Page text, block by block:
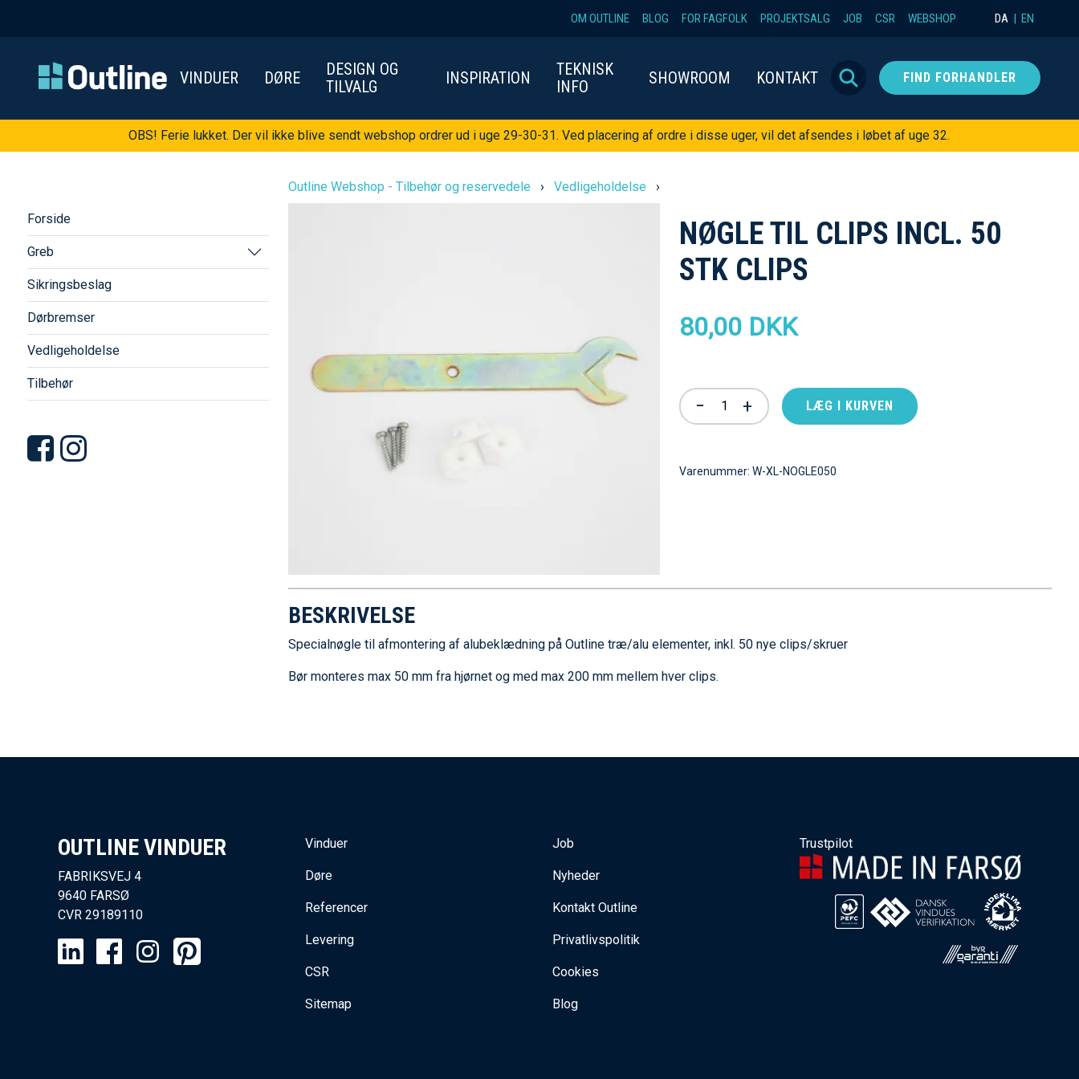
VINDUER DØRE
DESIGN OG
TILVALG
INSPIRATION
TEKNISK
INFO
SHOWROOM KONTAKT FIND FORHANDLER
OM OUTLINE BLOG FOR FAGFOLK PROJEKTSALG JOB CSR WEBSHOP DA EN
OBS! Ferie lukket. Der vil ikke blive sendt webshop ordrer ud i uge 29-30-31. Ved placering af ordre i disse uger, vil det afsendes i løbet af uge 32.
Forside
Greb
Sikringsbeslag
Dørbremser
Vedligeholdelse
Tilbehør
Outline Webshop - Tilbehør og reservedele › Vedligeholdelse ›
NØGLE TIL CLIPS INCL. 50
STK CLIPS
80,00 DKK
− + LÆG I KURVEN
Varenummer:W-XL-NOGLE050
BESKRIVELSE
Specialnøgle til afmontering af alubeklædning på Outline træ/alu elementer, inkl. 50 nye clips/skruer
Bør monteres max 50 mm fra hjørnet og med max 200 mm mellem hver clips.
OUTLINE VINDUER​
FABRIKSVEJ 4
9640 FARSØ
CVR 29189110
Vinduer
Døre
Referencer
Levering
CSR
Sitemap
Job
Nyheder
Kontakt Outline
Privatlivspolitik
Cookies
Blog
Trustpilot